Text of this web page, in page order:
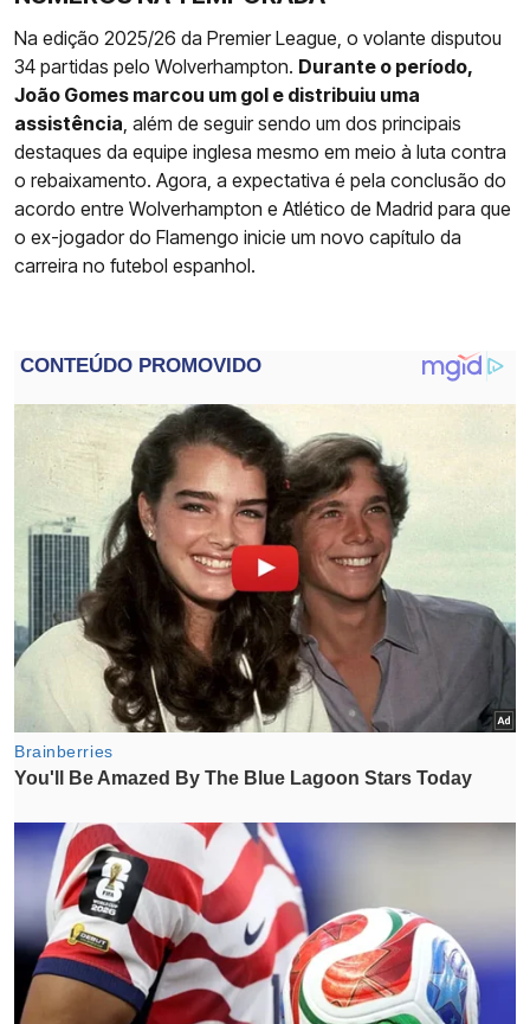
Na edição 2025/26 da Premier League, o volante disputou
34 partidas pelo Wolverhampton. Durante o período,
João Gomes marcou um gol e distribuiu uma
assistência, além de seguir sendo um dos principais
destaques da equipe inglesa mesmo em meio à luta contra
o rebaixamento. Agora, a expectativa é pela conclusão do
acordo entre Wolverhampton e Atlético de Madrid para que
o ex-jogador do Flamengo inicie um novo capítulo da
carreira no futebol espanhol.